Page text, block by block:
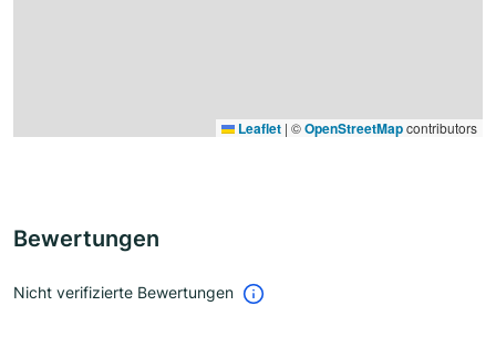
Leaflet | ©OpenStreetMapcontributors
Bewertungen
Nicht verifizierte Bewertungen